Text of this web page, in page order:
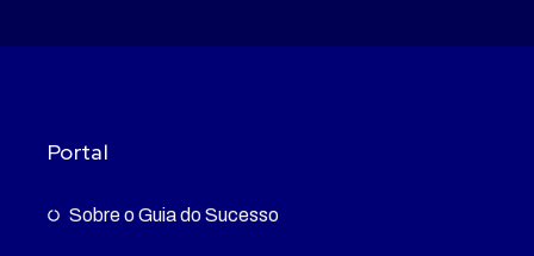
Portal
Sobre o Guia do Sucesso